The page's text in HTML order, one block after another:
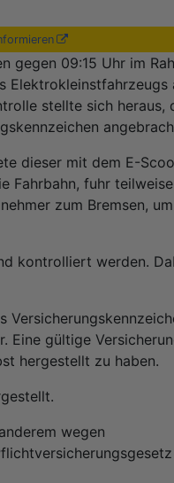
gegen 09:15 Uhr im
Elektrokleinstfahrzeugs
stellte sich heraus,
dieser mit dem E-
Fahrbahn, fuhr
zum Bremsen,
kontrolliert werden.
Eine gültige
hergestellt zu haben.
wegen